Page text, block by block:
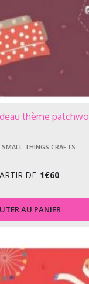
thème
THINGS CRAFTS
DE 1€60
AU PANIER